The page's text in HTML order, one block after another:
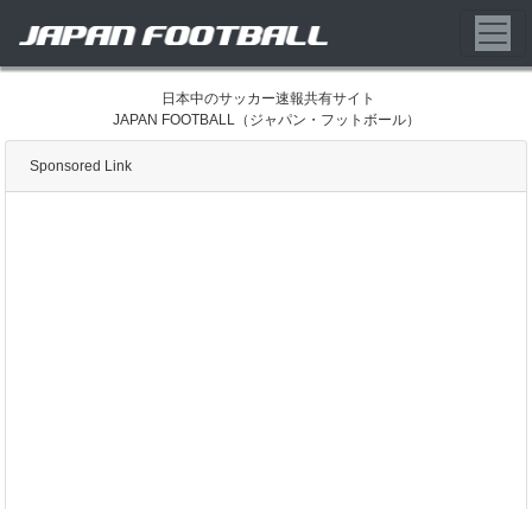
日本中のサッカー速報共有サイト
JAPAN FOOTBALL（ジャパン・フットボール）
Sponsored Link